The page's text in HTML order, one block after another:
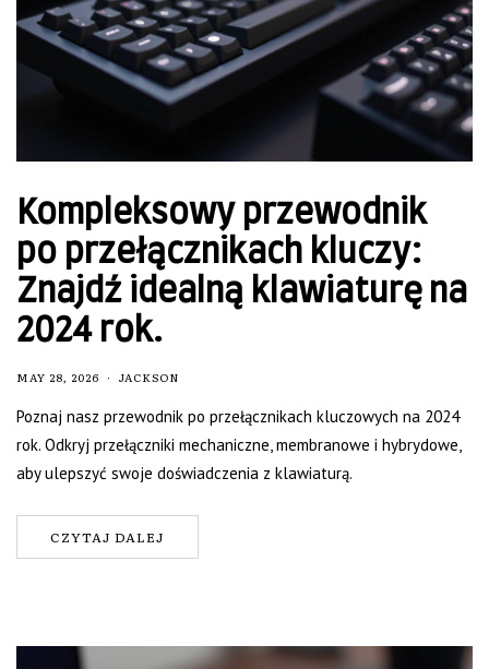
Kompleksowy przewodnik
po przełącznikach kluczy:
Znajdź idealną klawiaturę na
2024 rok.
MAY 28, 2026 JACKSON
Poznaj nasz przewodnik po przełącznikach kluczowych na 2024
rok. Odkryj przełączniki mechaniczne, membranowe i hybrydowe,
aby ulepszyć swoje doświadczenia z klawiaturą.
CZYTAJ DALEJ